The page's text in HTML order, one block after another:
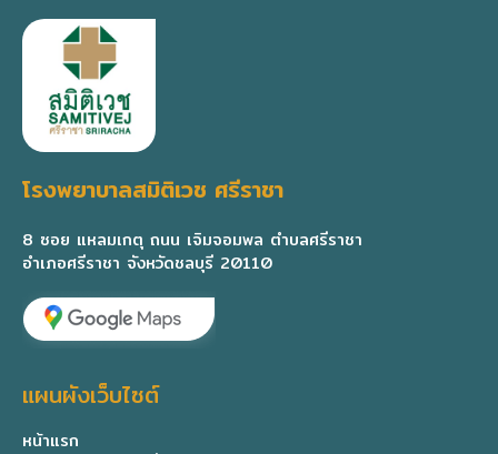
โรงพยาบาลสมิติเวช ศรีราชา
8 ซอย แหลมเกตุ ถนน เจิมจอมพล ตำบลศรีราชา
อำเภอศรีราชา จังหวัดชลบุรี 20110
แผนผังเว็บไซต์
หน้าแรก